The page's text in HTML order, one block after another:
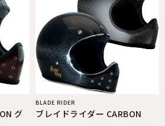
グ
BLADE RIDER
ブレイドライダー CARBON